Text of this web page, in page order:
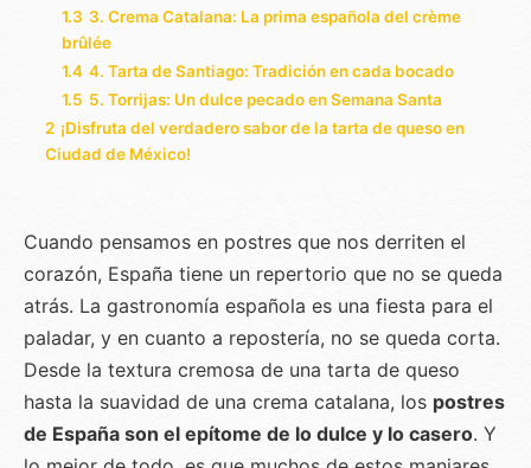
1.3 3. Crema Catalana: La prima española del crème
brûlée
1.4 4. Tarta de Santiago: Tradición en cada bocado
1.5 5. Torrijas: Un dulce pecado en Semana Santa
2 ¡Disfruta del verdadero sabor de la tarta de queso en
Ciudad de México!
Cuando pensamos en postres que nos derriten el
corazón, España tiene un repertorio que no se queda
atrás. La gastronomía española es una fiesta para el
paladar, y en cuanto a repostería, no se queda corta.
Desde la textura cremosa de una tarta de queso
hasta la suavidad de una crema catalana, los postres
de España son el epítome de lo dulce y lo casero. Y